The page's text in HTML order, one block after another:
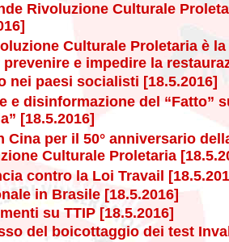
Rivoluzione Culturale
Culturale Proletaria è la
e impedire la
nei paesi socialisti [18.5.2016]
e disinformazione del “Fatto”
[18.5.2016]
Cina per il 50° anniversario
Culturale Proletaria
contro la Loi Travail
in Brasile [18.5.2016]
su TTIP [18.5.2016]
del boicottaggio dei test